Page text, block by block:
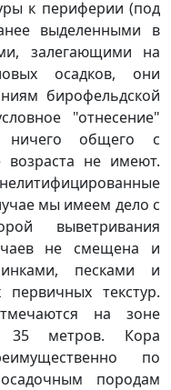
к периферии (под
выделенными в
залегающими на
осадков, они
бирофельдской
"отнесение"
ничего общего с
возраста не имеют.
мы имеем дело с
выветривания
не смещена и
песками и
текстур.
на зоне
35 метров. Кора
по
породам